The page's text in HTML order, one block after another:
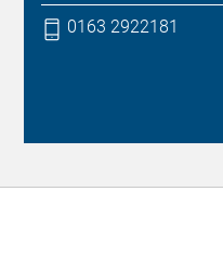
0163 2922181